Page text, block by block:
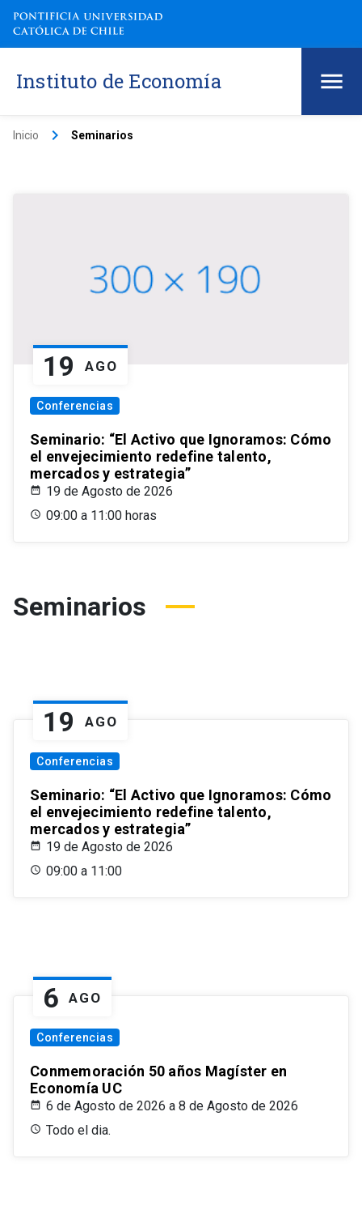
Instituto de Economía
Inicio keyboard_arrow_right Seminarios
19 AGO
Conferencias
Seminario: “El Activo que Ignoramos: Cómo
el envejecimiento redefine talento,
mercados y estrategia”
19 de Agosto de 2026
09:00 a 11:00 horas
Seminarios
19 AGO
Conferencias
Seminario: “El Activo que Ignoramos: Cómo
el envejecimiento redefine talento,
mercados y estrategia”
19 de Agosto de 2026
09:00 a 11:00
6 AGO
Conferencias
Conmemoración 50 años Magíster en
Economía UC
6 de Agosto de 2026 a 8 de Agosto de 2026
Todo el dia.